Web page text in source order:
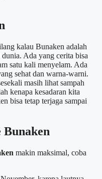
kalau Bunaken adalah
Ada yang cerita bisa
satu kali menyelam. Ada
sehat dan warna-warni.
masih lihat sampah
kenapa kesadaran kita
bisa tetap terjaga sampai
Bunaken
makin maksimal, coba